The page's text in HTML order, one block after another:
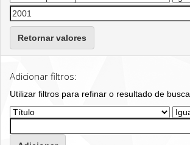
Retornar valores
Adicionar filtros:
Utilizar filtros para refinar o resultado de busca.